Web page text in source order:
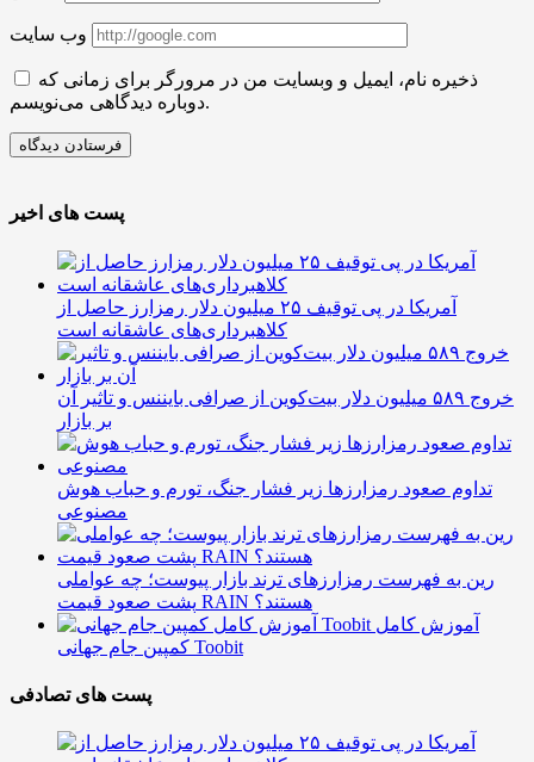
وب سایت
ذخیره نام، ایمیل و وبسایت من در مرورگر برای زمانی که
دوباره دیدگاهی می‌نویسم.
پست های اخیر
آمریکا در پی توقیف ۲۵ میلیون دلار رمزارز حاصل از
کلاهبرداری‌های عاشقانه است
خروج ۵۸۹ میلیون دلار بیت‌کوین از صرافی بایننس و تاثیر آن
بر بازار
تداوم صعود رمزارزها زیر فشار جنگ، تورم و حباب هوش
مصنوعی
رین به فهرست رمزارزهای ترند بازار پیوست؛ چه عواملی
پشت صعود قیمت RAIN هستند؟
آموزش کامل
کمپین جام جهانی Toobit
پست های تصادفی